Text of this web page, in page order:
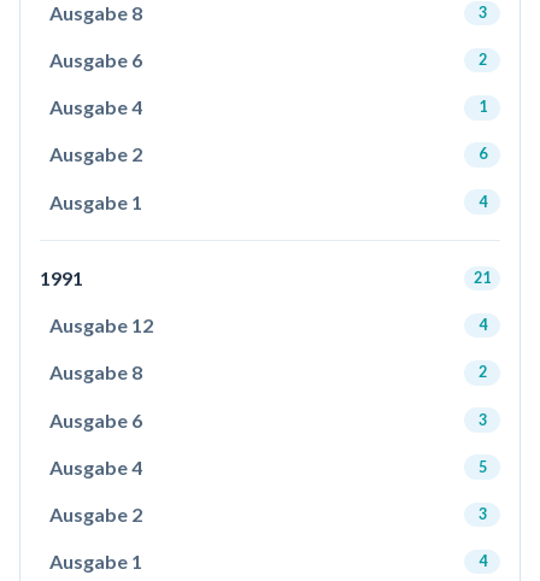
Ausgabe 8 3
Ausgabe 6 2
Ausgabe 4 1
Ausgabe 2 6
Ausgabe 1 4
1991 21
Ausgabe 12 4
Ausgabe 8 2
Ausgabe 6 3
Ausgabe 4 5
Ausgabe 2 3
Ausgabe 1 4